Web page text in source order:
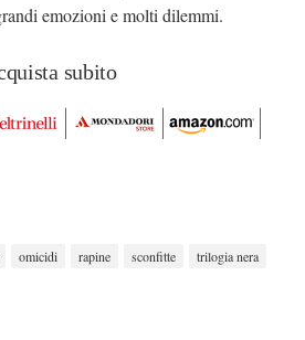
emozioni e molti dilemmi.
subito
omicidi rapine sconfitte
trilogia nera